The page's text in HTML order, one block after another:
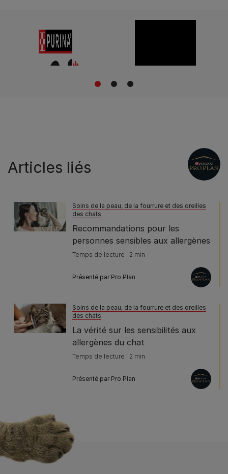
1 2 3
Articles liés
Soins de la peau, de la fourrure et des oreilles
des chats
Recommandations pour les
personnes sensibles aux allergènes
Temps de lecture : 2 min
Présenté par Pro Plan
Soins de la peau, de la fourrure et des oreilles
des chats
La vérité sur les sensibilités aux
allergènes du chat
Temps de lecture : 2 min
Présenté par Pro Plan